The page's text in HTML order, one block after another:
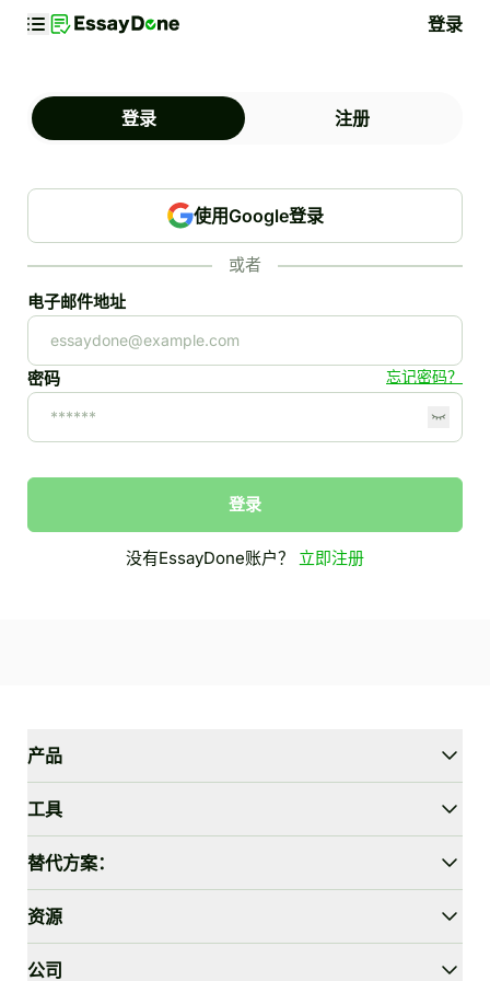
登录
登录 注册
使用Google登录
或者
电子邮件地址
密码 忘记密码？
登录
没有EssayDone账户？ 立即注册
产品
Humanizer
工具
AI翻译
绕过GPTZero
替代方案：
Undetectable.ai
资源
公司